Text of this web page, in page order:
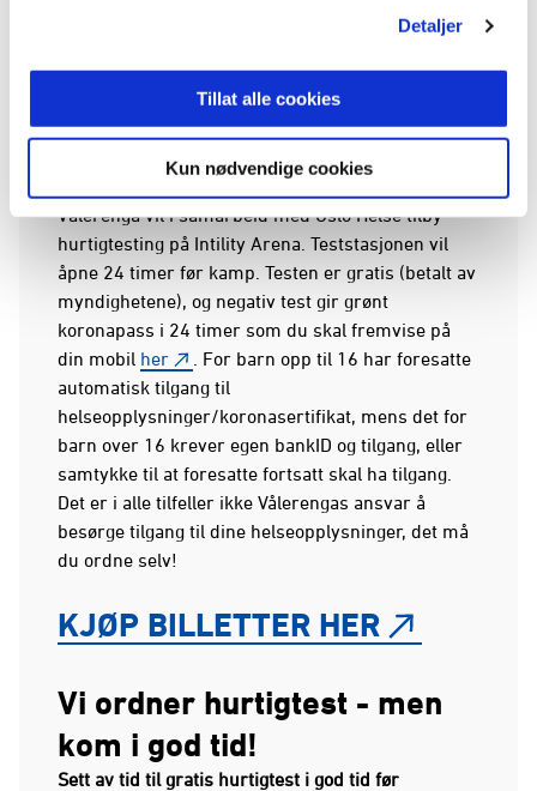
Detaljer
Tillat alle cookies
Kun nødvendige cookies
eller hatt Covid-19 i løpet av de siste 6 måneder)
timer. Vi aksepterer i tillegg til også EU-
sertifikat, koronasertifikat på papir, og
skriftlig/digitale (på mobil holder) bekreftelser på
under 24 timer gamle negative hurtigtester.
Vålerenga vil i samarbeid med Oslo Helse tilby
hurtigtesting på Intility Arena. Teststasjonen vil
åpne 24 timer før kamp. Testen er gratis (betalt av
myndighetene), og negativ test gir grønt
koronapass i 24 timer som du skal fremvise på
din mobil her
. For barn opp til 16 har foresatte
automatisk tilgang til
helseopplysninger/koronasertifikat, mens det for
barn over 16 krever egen bankID og tilgang, eller
samtykke til at foresatte fortsatt skal ha tilgang.
Det er i alle tilfeller ikke Vålerengas ansvar å
besørge tilgang til dine helseopplysninger, det må
du ordne selv!
KJØP BILLETTER HER
Vi ordner hurtigtest - men
kom i god tid!
Sett av tid til gratis hurtigtest i god tid før